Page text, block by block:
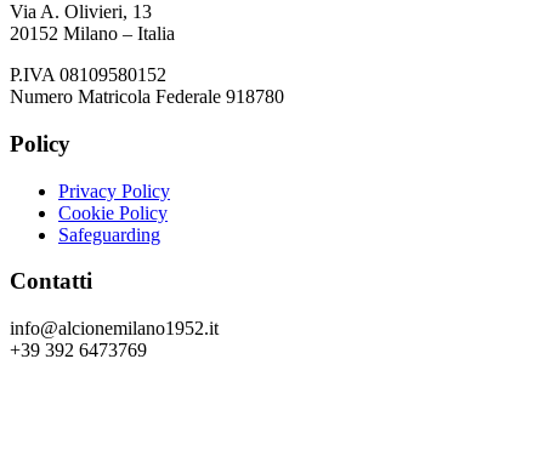
Via A. Olivieri, 13
20152 Milano – Italia
P.IVA 08109580152
Numero Matricola Federale 918780
Policy
Privacy Policy
Cookie Policy
Safeguarding
Contatti
info@alcionemilano1952.it
+39 392 6473769